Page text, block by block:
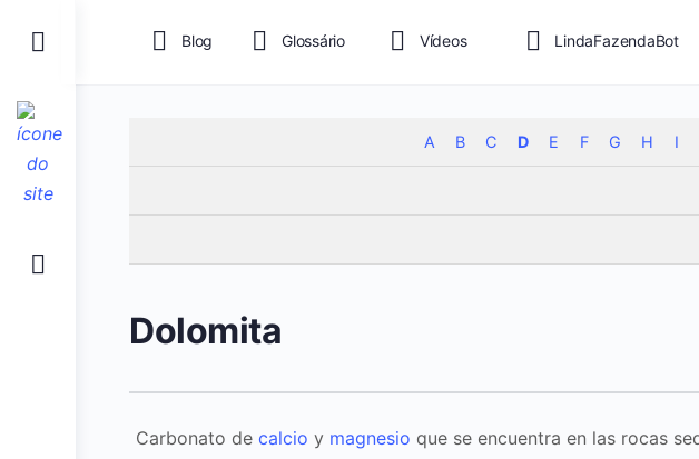
Blog Glossário Vídeos LindaFazendaBot
A B C D E F G H I
Dolomita
Carbonato decalcio y magnesio que se encuentra en las rocas